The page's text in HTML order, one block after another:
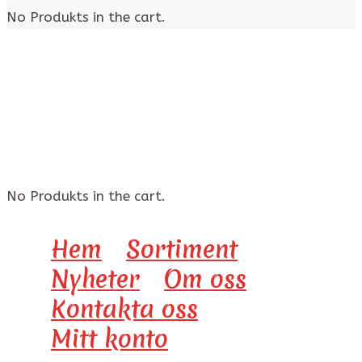
No Produkts in the cart.
No Produkts in the cart.
Hem
Sortiment
Nyheter
Om oss
Kontakta oss
Mitt konto